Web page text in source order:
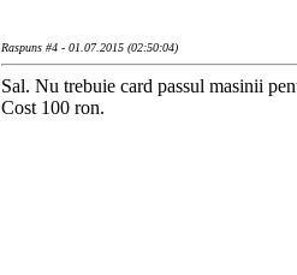
Raspuns #4 - 01.07.2015 (02:50:04)
Sal. Nu trebuie card passul masinii
Cost 100 ron.